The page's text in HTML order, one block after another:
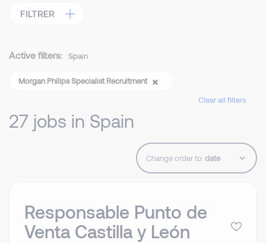
FILTRER
Active filters: Spain
Morgan Philips Specialist Recruitment
Clear all filters
27 jobs in Spain
Change order to:
Responsable Punto de
Venta Castilla y León